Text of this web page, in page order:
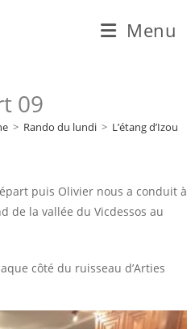
Menu
09
> Rando du lundi > L’étang d’Izourt
puis Olivier nous a conduit à
de la vallée du Vicdessos au
côté du ruisseau d’Arties